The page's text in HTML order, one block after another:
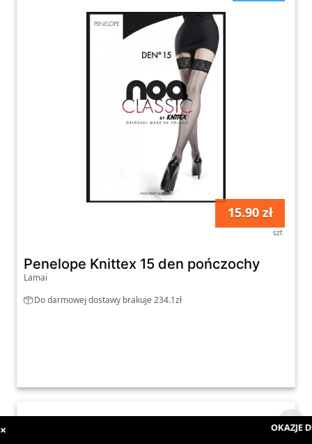
15.90 zł
szt
Penelope Knittex 15 den pończochy
Lamai
Do darmowej dostawy brakuje 234.1zł
× OKAZJE